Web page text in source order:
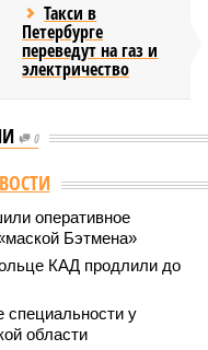
Такси в
Петербурге
переведут на газ и
электричество
0
оперативное
Бэтмена»
КАД продлили до
у
области